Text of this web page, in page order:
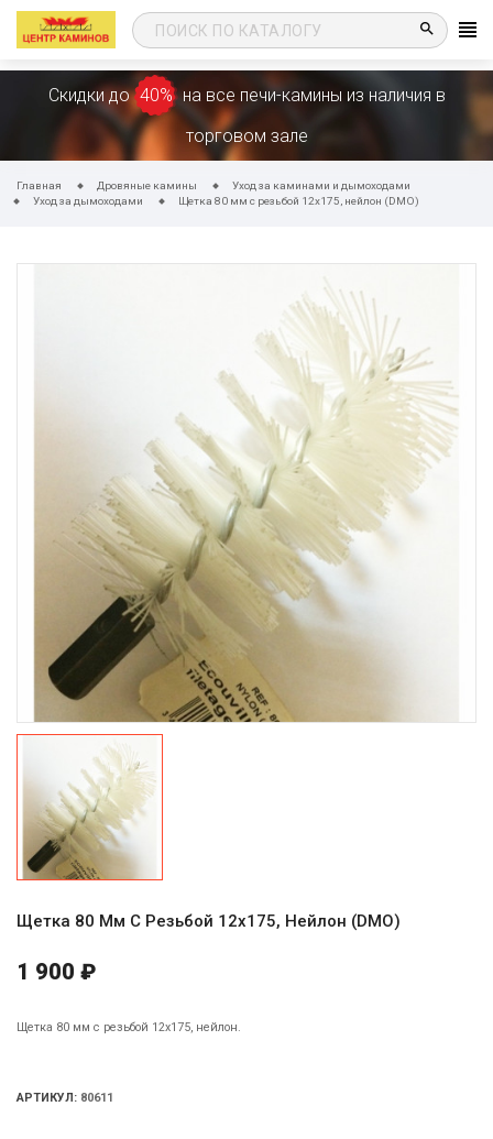
search
Скидки до 40% на все печи-камины из наличия в
торговом зале
Главная Дровяные камины
Уход за каминами и дымоходами
Уход за дымоходами
Щетка 80 мм с резьбой 12х175, нейлон (DMO)
Щетка 80 Мм С Резьбой 12х175, Нейлон (DMO)
1 900 ₽
Щетка 80 мм с резьбой 12х175, нейлон.
АРТИКУЛ: 80611